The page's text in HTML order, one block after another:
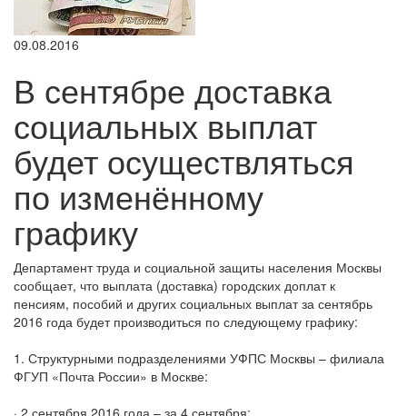
09.08.2016
В сентябре доставка
социальных выплат
будет осуществляться
по изменённому
графику
Департамент труда и социальной защиты населения Москвы
сообщает, что выплата (доставка) городских доплат к
пенсиям, пособий и других социальных выплат за сентябрь
2016 года будет производиться по следующему графику:
1. Структурными подразделениями УФПС Москвы – филиала
ФГУП «Почта России» в Москве: